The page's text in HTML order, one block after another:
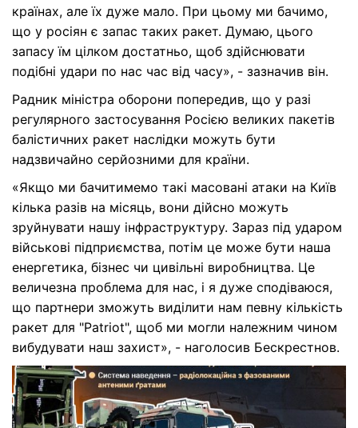
країнах, але їх дуже мало. При цьому ми бачимо,
що у росіян є запас таких ракет. Думаю, цього
запасу їм цілком достатньо, щоб здійснювати
подібні удари по нас час від часу», - зазначив він.
Радник міністра оборони попередив, що у разі
регулярного застосування Росією великих пакетів
балістичних ракет наслідки можуть бути
надзвичайно серйозними для країни.
«Якщо ми бачитимемо такі масовані атаки на Київ
кілька разів на місяць, вони дійсно можуть
зруйнувати нашу інфраструктуру. Зараз під ударом
військові підприємства, потім це може бути наша
енергетика, бізнес чи цивільні виробництва. Це
величезна проблема для нас, і я дуже сподіваюся,
що партнери зможуть виділити нам певну кількість
ракет для "Patriot", щоб ми могли належним чином
вибудувати наш захист», - наголосив Бескрестнов.